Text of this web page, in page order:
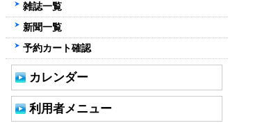
雑誌一覧
新聞一覧
予約カート確認
カレンダー
利用者メニュー